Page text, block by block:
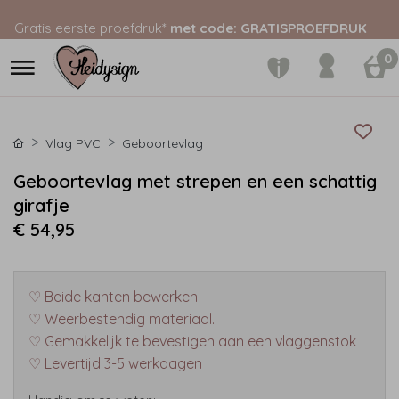
Gratis eerste proefdruk* met code: GRATISPROEFDRUK
0
Vlag PVC Geboortevlag
Geboortevlag met strepen en een schattig
girafje
€ 54,95
♡ Beide kanten bewerken
♡ Weerbestendig materiaal.
♡ Gemakkelijk te bevestigen aan een vlaggenstok
♡ Levertijd 3-5 werkdagen